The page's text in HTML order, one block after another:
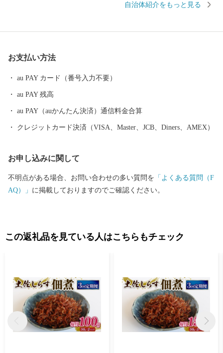
発祥都市として繁栄し、高度成長期以降は工業を中心として幅広
な農畜産物、「大分ふぐ」「とり天」「大分銘菓ざびえる」「吉
をしていただいた方には、市のＰＲも兼ねて返礼品をお送りさせ
ていただきます。 【ご注意】 ・返礼品の送付は、大分市外にお住
まいの方に限らせていただきます。 ・寄附につきましては、年度
です。 ※長期不在、住所不明等で返礼品をお受取りいただけなか
自治体紹介をもっと見る
お支払い方法
au PAY カード（番号入力不要）
au PAY 残高
au PAY（auかんたん決済）通信料金合算
クレジットカード決済（VISA、Master、JCB、Diners、AMEX）
お申し込みに関して
不明点がある場合、お問い合わせの多い質問を 「よくある質問（F
AQ）」 に掲載しておりますのでご確認ください。
この返礼品を見ている人はこちらもチェック